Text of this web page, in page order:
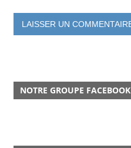
NOTRE GROUPE FACEBOOK